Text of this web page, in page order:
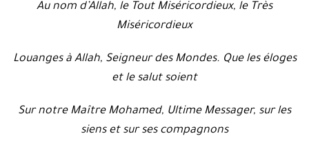
Au nom d’Allah, le Tout Miséricordieux, le Très
Miséricordieux
Louanges à Allah, Seigneur des Mondes. Que les éloges
et le salut soient
Sur notre Maître Mohamed, Ultime Messager, sur les
siens et sur ses compagnons